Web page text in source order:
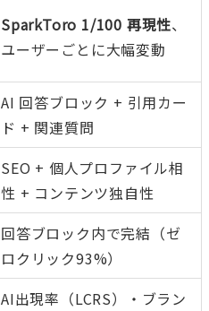
SparkToro 1/100 再現性、
ユーザーごとに大幅変動
AI 回答ブロック + 引用カー
ド + 関連質問
SEO + 個人プロファイル相
性 + コンテンツ独自性
回答ブロック内で完結（ゼ
ロクリック93%）
AI出現率（LCRS）・ブラン